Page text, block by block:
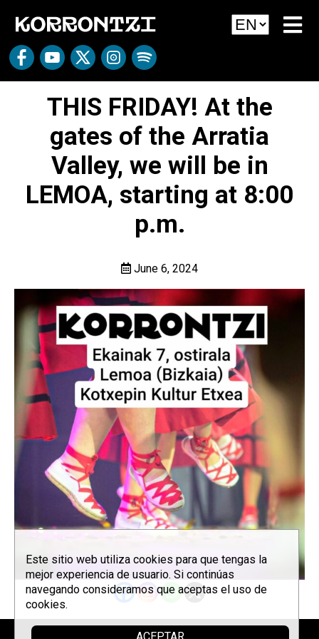
THIS FRIDAY! At the
gates of the Arratia
Valley, we will be in
LEMOA, starting at 8:00
p.m.
June 6, 2024
Este sitio web utiliza cookies para que tengas la
mejor experiencia de usuario. Si continúas
navegando consideramos que aceptas el uso de
cookies.